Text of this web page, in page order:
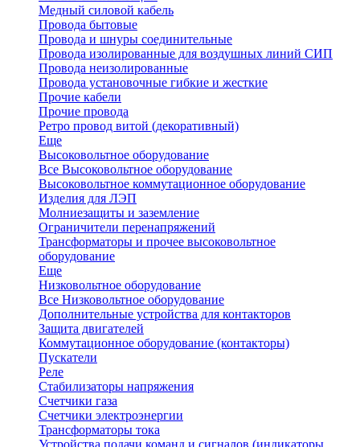
Медный силовой кабель
Провода бытовые
Провода и шнуры соединительные
Провода изолированные для воздушных линий СИП
Провода неизолированные
Провода установочные гибкие и жесткие
Прочие кабели
Прочие провода
Ретро провод витой (декоративный)
Еще
Высоковольтное оборудование
Все Высоковольтное оборудование
Высоковольтное коммутационное оборудование
Изделия для ЛЭП
Молниезащиты и заземление
Ограничители перенапряжений
Трансформаторы и прочее высоковольтное
оборудование
Еще
Низковольтное оборудование
Все Низковольтное оборудование
Дополнительные устройства для контакторов
Защита двигателей
Коммутационное оборудование (контакторы)
Пускатели
Реле
Стабилизаторы напряжения
Счетчики газа
Счетчики электроэнергии
Трансформаторы тока
Устройства подачи команд и сигналов (индикаторы,